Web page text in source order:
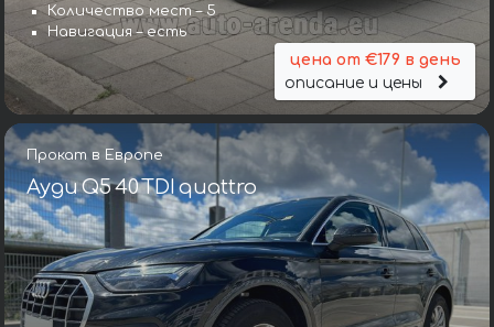
Количество мест – 5
Навигация – есть
цена от €179 в день
описание и цены
Прокат в Европе
Ауди Q5 40 TDI quattro